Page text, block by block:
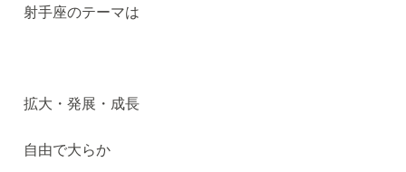
射手座のテーマは
拡大・発展・成長
自由で大らか